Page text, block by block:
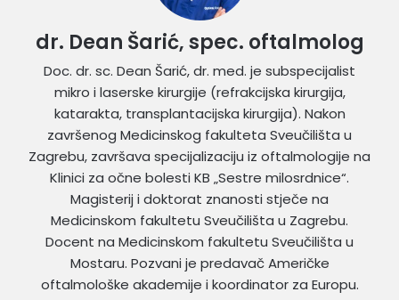
dr. Dean Šarić, spec. oftalmolog
Doc. dr. sc. Dean Šarić, dr. med. je subspecijalist
mikro i laserske kirurgije (refrakcijska kirurgija,
katarakta, transplantacijska kirurgija). Nakon
završenog Medicinskog fakulteta Sveučilišta u
Zagrebu, završava specijalizaciju iz oftalmologije na
Klinici za očne bolesti KB „Sestre milosrdnice“.
Magisterij i doktorat znanosti stječe na
Medicinskom fakultetu Sveučilišta u Zagrebu.
Docent na Medicinskom fakultetu Sveučilišta u
Mostaru. Pozvani je predavač Američke
oftalmološke akademije i koordinator za Europu.